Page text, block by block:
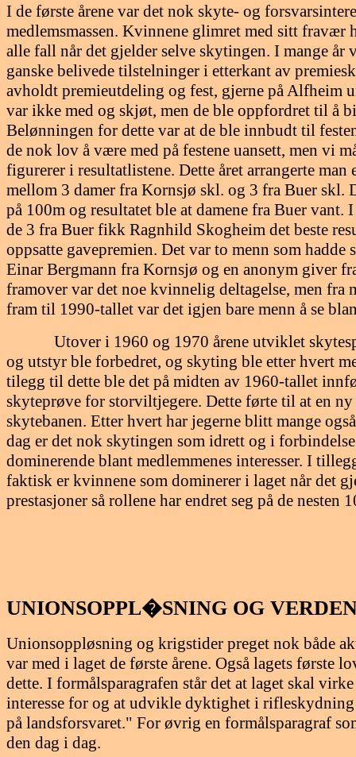
I de første årene var det nok skyte- og
medlemsmassen. Kvinnene glimret med sitt fravær
alle fall når det gjelder selve skytingen. I mange år
ganske belivede tilstelninger i etterkant av
avholdt premieutdeling og fest, gjerne på Alfheim
var ikke med og skjøt, men de ble oppfordret til å
Belønningen for dette var at de ble innbudt til
de nok lov å være med på festene uansett, men vi
figurerer i resultatlistene. Dette året arrangerte man
mellom 3 damer fra Kornsjø skl. og 3 fra Buer skl.
på 100m og resultatet ble at damene fra Buer
de 3 fra Buer fikk Ragnhild Skogheim det beste
oppsatte gavepremien. Det var to menn som hadde
Einar Bergmann fra Kornsjø og en anonym giver
framover var det noe kvinnelig deltagelse, men fra
fram til 1990-tallet var det igjen bare menn å se
Utover i 1960 og 1970 årene utviklet
og utstyr ble forbedret, og skyting ble etter hvert
tilegg til dette ble det på midten av 1960-tallet
skyteprøve for storviltjegere. Dette førte til at en
skytebanen. Etter hvert har jegerne blitt mange
dag er det nok skytingen som idrett og i
dominerende blant medlemmenes interesser. I
faktisk er kvinnene som dominerer i laget når det
prestasjoner så rollene har endret seg på de nesten
UNIONSOPPL�SNING OG
Unionsoppløsning og krigstider preget nok både
var med i laget de første årene. Også lagets første
dette. I formålsparagrafen står det at laget skal
interesse for og at udvikle dyktighet i
på landsforsvaret." For øvrig en formålsparagraf
den dag i dag.